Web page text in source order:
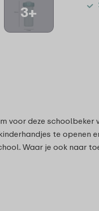
3+
voor deze
te
Waar je ook naar